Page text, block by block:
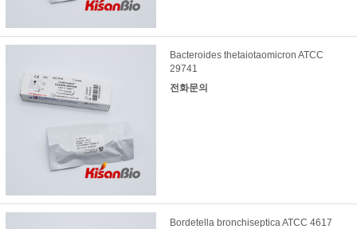
Bacteroides thetaiotaomicron ATCC
29741
전화문의
Bordetella bronchiseptica ATCC 4617